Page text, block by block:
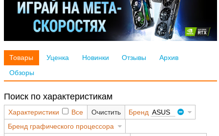
Товары Уценка Новинки Отзывы
Архив
Обзоры
Поиск по характеристикам
Характеристики Все Очистить Бренд ASUS
Бренд графического процессора